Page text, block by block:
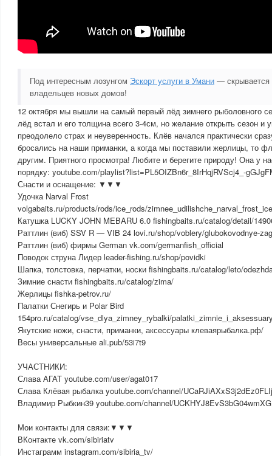
Под интересным лозунгом Эскорт услуги в Умани — скрывается
владельцев новых домов!
12 октября мы вышли на самый первый лёд зимнего рыболовного
лёд встал и его толщина всего 3-4см, но желание открыть сезон и
преодолело страх и неуверенность. Клёв начался практически
бросались на наши приманки, а когда мы поставили жерлицы, то
другим. Приятного просмотра! Любите и берегите природу! Она у
порядку: youtube.com/playlist?list=PL5OIZBn6r_8IrHqjRVScj4_-
Снасти и оснащение: ▼▼▼
Удочка Narval Frost
volgabaits.ru/products/rods/ice_rods/
Катушка LUCKY JOHN MEBARU 6.0 fishingbaits.ru/catalog/detail/
Раттлин (виб) SSV R — VIB 24 lovi.ru/shop/voblery/glubokovodnye-
Раттлин (виб) фирмы German vk.com/germanfish_official
Поводок струна Лидер leader-fishing.ru/shop/povidki
Шапка, толстовка, перчатки, носки fishingbaits.ru/catalog/leto/
Зимние снасти fishingbaits.ru/catalog/zima/
Жерлицы fishka-petrov.ru/
Палатки Снегирь и Polar Bird
154pro.ru/catalog/vse_dlya_zimney_rybalki/
Якутские ножи, снасти, приманки, аксессуары клеваярыбалка.рф/
Весы универсальные ali.pub/53i7t9
УЧАСТНИКИ:
Слава АГАТ youtube.com/user/agat017
Слава Клёвая рыбалка youtube.com/channel/
Владимир Рыбкин39 youtube.com/channel/
Мои контакты для связи:▼▼▼
ВКонтакте vk.com/sibiriatv
Инстаграмм instagram.com/sibiria_tv/